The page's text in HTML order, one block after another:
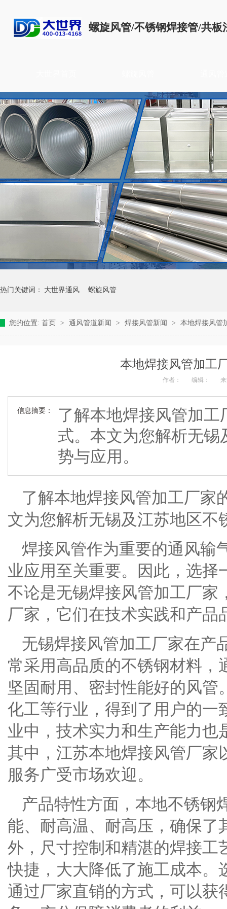
螺旋风管/不锈钢焊接管/共
热门关键词： 大世界通风 螺旋风管
您的位置: 首页 > 通风管道新闻 > 焊接风管新闻 > 本地焊接风管
本地焊接风管加工
作者： 编辑：
信息摘要：
了解本地焊接风管加
式。本文为您解析无
势与应用。
了解本地焊接风管加工厂家
文为您解析无锡及江苏地区
焊接风管作为重要的通风输
业应用至关重要。因此，选
不论是无锡焊接风管加工厂家
厂家，它们在技术实践和产
无锡焊接风管加工厂家在产
常采用高品质的不锈钢材料
坚固耐用、密封性能好的风
化工等行业，得到了用户的一
业中，技术实力和生产能力
其中，江苏本地焊接风管厂家
服务广受市场欢迎。
产品特性方面，本地不锈钢
能、耐高温、耐高压，确保了
外，尺寸控制和精湛的焊接工
快捷，大大降低了施工成本。
通过厂家直销的方式，可以